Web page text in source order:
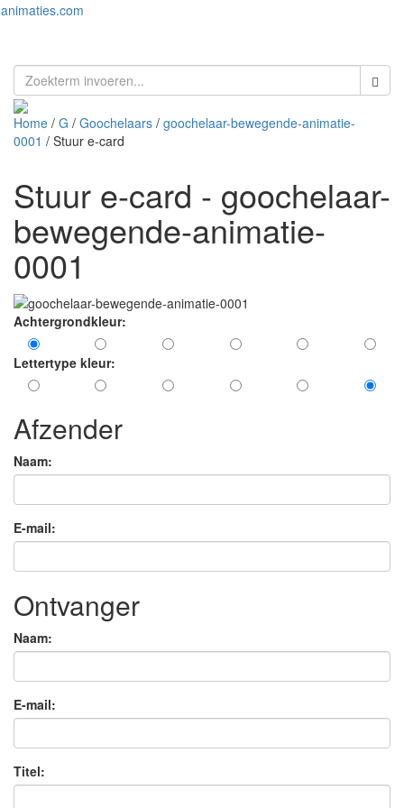
animaties.com
Home / G / Goochelaars / goochelaar-bewegende-animatie-
0001 / Stuur e-card
Stuur e-card - goochelaar-
bewegende-animatie-
0001
Achtergrondkleur:
Lettertype kleur:
Afzender
Naam:
E-mail:
Ontvanger
Naam:
E-mail:
Titel: